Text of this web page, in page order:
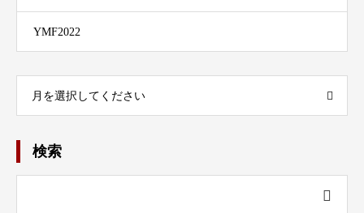
YMF2022
月を選択してください
検索